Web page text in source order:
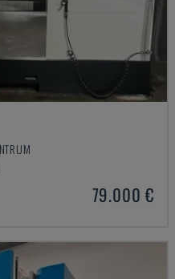
79.000 €